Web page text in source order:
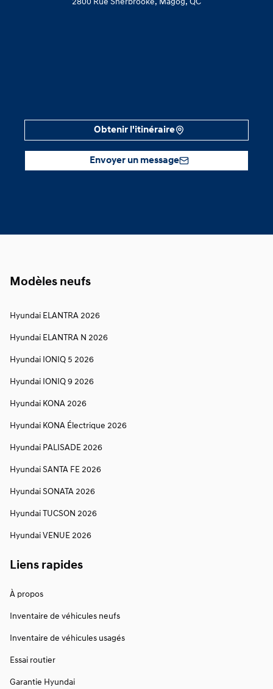
2800 Rue Sherbrooke, Magog, QC
Obtenir l'itinéraire
Envoyer un message
Modèles neufs
Hyundai ELANTRA 2026
Hyundai ELANTRA N 2026
Hyundai IONIQ 5 2026
Hyundai IONIQ 9 2026
Hyundai KONA 2026
Hyundai KONA Électrique 2026
Hyundai PALISADE 2026
Hyundai SANTA FE 2026
Hyundai SONATA 2026
Hyundai TUCSON 2026
Hyundai VENUE 2026
Liens rapides
À propos
Inventaire de véhicules neufs
Inventaire de véhicules usagés
Essai routier
Garantie Hyundai